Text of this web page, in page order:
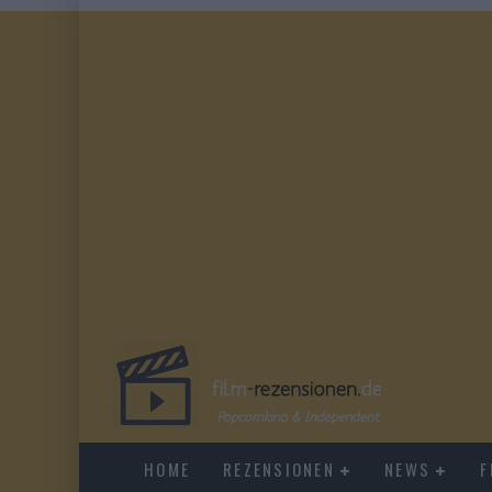
HOME REZENSIONEN NEWS